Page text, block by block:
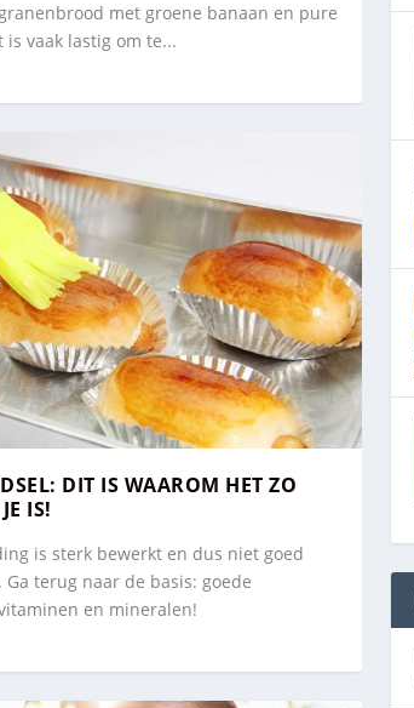
met groene banaan en pure
is vaak lastig om te...
DIT IS WAAROM HET ZO
IS!
is sterk bewerkt en dus niet goed
terug naar de basis: goede
en mineralen!